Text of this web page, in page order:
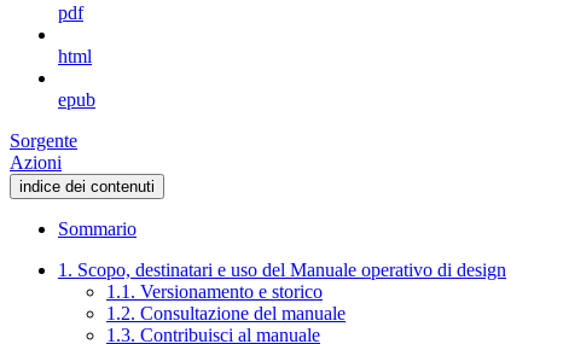
pdf
html
epub
Sorgente
Azioni
indice dei contenuti
Sommario
1. Scopo, destinatari e uso del Manuale operativo di design
1.1. Versionamento e storico
1.2. Consultazione del manuale
1.3. Contribuisci al manuale